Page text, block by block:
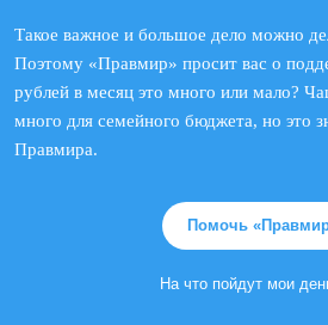
Такое важное и большое дело можно
Поэтому «Правмир» просит вас о
рублей в месяц это много или мало?
много для семейного бюджета, но это
Правмира.
Помочь
На что пойдут мои